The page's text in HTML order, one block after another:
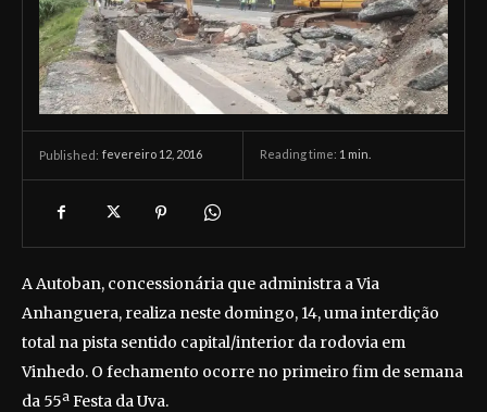
Published: fevereiro 12, 2016 Reading time: 1 min.
A Autoban, concessionária que administra a Via
Anhanguera, realiza neste domingo, 14, uma interdição
total na pista sentido capital/interior da rodovia em
Vinhedo. O fechamento ocorre no primeiro fim de semana
da 55ª Festa da Uva.